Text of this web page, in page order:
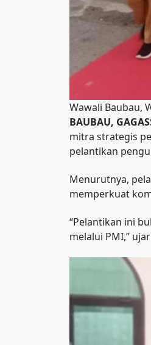
Wawali Baubau,
BAUBAU,
mitra strategis
pelantikan
Menurutnya,
memperkuat
“Pelantikan ini
melalui PMI,”